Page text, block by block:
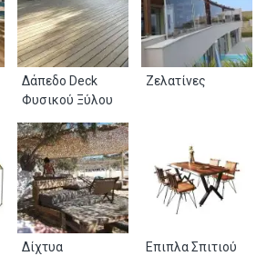
Δάπεδο Deck
Φυσικού Ξύλου
Ζελατίνες
Δίχτυα
Επιπλα Σπιτιού